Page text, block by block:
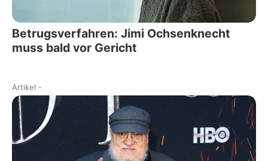
Betrugsverfahren: Jimi Ochsenknecht
muss bald vor Gericht
Artikel -